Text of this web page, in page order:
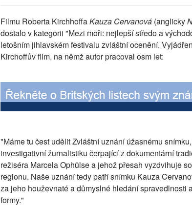
Filmu Roberta KirchhoffaKauza Cervanová (anglicky
dostalo v kategorii "Mezi moři: nejlepší středo a
letošním jihlavském festivalu zvláštní ocenění.
Kirchoffův film, na němž autor pracoval osm let:
"Máme tu čest udělit Zvláštní uznání úžasnému
investigativní žurnalistiku čerpající z dokumentární
režiséra Marcela Ophülse a jehož přesah vyzdvihuje
regionu. Naše uznání tedy patří snímku Kauza
za jeho houževnaté a důmyslné hledání spravedlnosti
formy."